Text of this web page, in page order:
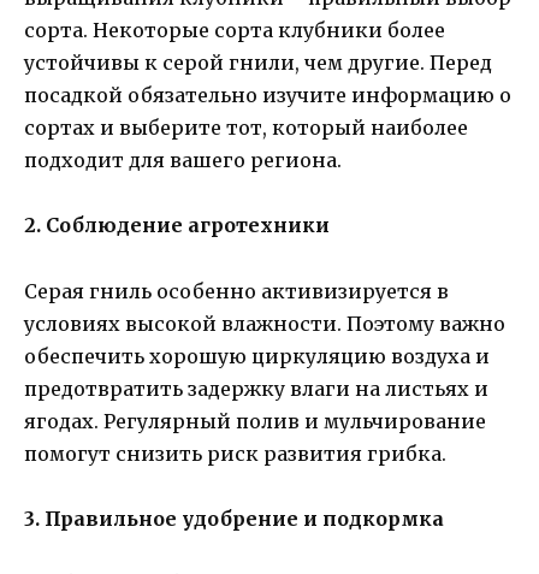
сорта. Некоторые сорта клубники более
устойчивы к серой гнили, чем другие. Перед
посадкой обязательно изучите информацию о
сортах и выберите тот, который наиболее
подходит для вашего региона.
2. Соблюдение агротехники
Серая гниль особенно активизируется в
условиях высокой влажности. Поэтому важно
обеспечить хорошую циркуляцию воздуха и
предотвратить задержку влаги на листьях и
ягодах. Регулярный полив и мульчирование
помогут снизить риск развития грибка.
3. Правильное удобрение и подкормка